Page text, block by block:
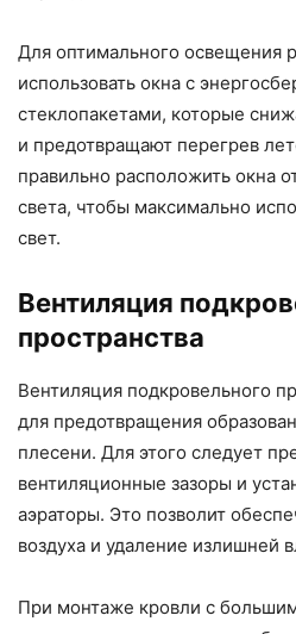
Для оптимального освещения
использовать окна с
стеклопакетами, которые
и предотвращают перегрев
правильно расположить окна
света, чтобы максимально
свет.
Вентиляция
пространства
Вентиляция подкровельного
для предотвращения
плесени. Для этого следует
вентиляционные зазоры и
аэраторы. Это позволит
воздуха и удаление излишней
При монтаже кровли с